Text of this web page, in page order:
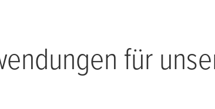
für